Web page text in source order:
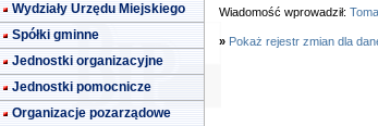
Wydziały Urzędu Miejskiego
Spółki gminne
Jednostki organizacyjne
Jednostki pomocnicze
Organizacje pozarządowe
Wiadomość wprowadził:
» Pokaż rejestr zmian dla